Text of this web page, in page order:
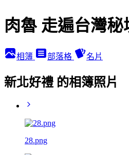
肉魯 走遍台灣
相簿 部落格 名片
新北好禮 的相簿照片
28.png